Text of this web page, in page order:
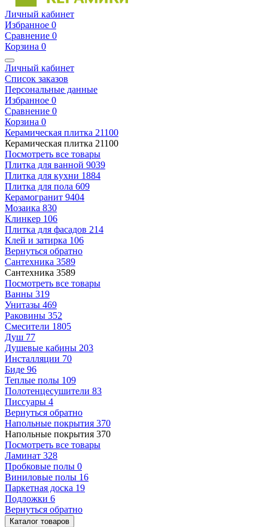
Личный кабинет
Избранное 0
Сравнение 0
Корзина 0
Личный кабинет
Список заказов
Персональные данные
Избранное 0
Сравнение 0
Корзина 0
Керамическая плитка 21100
Керамическая плитка 21100
Посмотреть все товары
Плитка для ванной 9039
Плитка для кухни 1884
Плитка для пола 609
Керамогранит 9404
Мозаика 830
Клинкер 106
Плитка для фасадов 214
Клей и затирка 106
Вернуться обратно
Сантехника 3589
Сантехника 3589
Посмотреть все товары
Ванны 319
Унитазы 469
Раковины 352
Смесители 1805
Душ 77
Душевые кабины 203
Инсталляции 70
Биде 96
Теплые полы 109
Полотенцесушители 83
Писсуары 4
Вернуться обратно
Напольные покрытия 370
Напольные покрытия 370
Посмотреть все товары
Ламинат 328
Пробковые полы 0
Виниловые полы 16
Паркетная доска 19
Подложки 6
Вернуться обратно
Каталог товаров